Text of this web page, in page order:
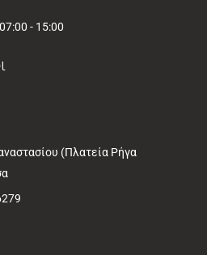
- 15:00
(Πλατεία Ρήγα